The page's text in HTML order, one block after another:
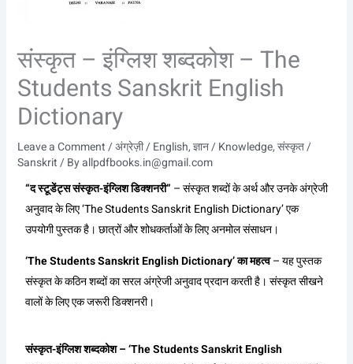
संस्कृत – इंग्लिश शब्दकोश – The
Students Sanskrit English
Dictionary
Leave a Comment/अंग्रेज़ी / English,ज्ञान / Knowledge,संस्कृत /
Sanskrit/ Byallpdfbooks.in@gmail.com
“द स्टूडेंट्स संस्कृत-इंग्लिश डिक्शनरी” – संस्कृत शब्दों के अर्थ और उनके अंग्रेजी
अनुवाद के लिए ‘The Students Sanskrit English Dictionary’ एक
उपयोगी पुस्तक है। छात्रों और शोधकर्ताओं के लिए अनमोल संसाधन।
‘The Students Sanskrit English Dictionary’ का महत्व– यह पुस्तक
संस्कृत के कठिन शब्दों का सरल अंग्रेजी अनुवाद प्रदान करती है। संस्कृत सीखने
वालों के लिए एक जरूरी डिक्शनरी।
संस्कृत-इंग्लिश शब्दकोश – ‘The Students Sanskrit English